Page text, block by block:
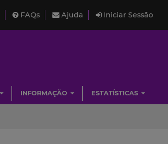
FAQs Ajuda Iniciar Sessão
INFORMAÇÃO ESTATÍSTICAS